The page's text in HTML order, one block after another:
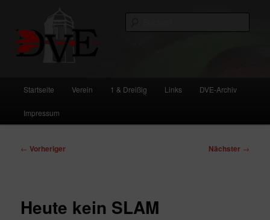
Inhalt
springenDVE
Startseite Verein 1 & Dreißig Links DVE-Archiv
Impressum
Beitragsnavigation
← Vorheriger Nächster →
Heute kein SLAM